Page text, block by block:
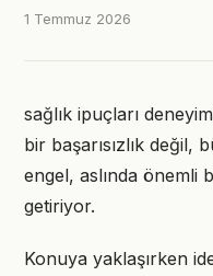
1 Temmuz 2026
sağlık ipuçları
bir başarısızlık değil,
engel, aslında önemli
getiriyor.
Konuya yaklaşırken